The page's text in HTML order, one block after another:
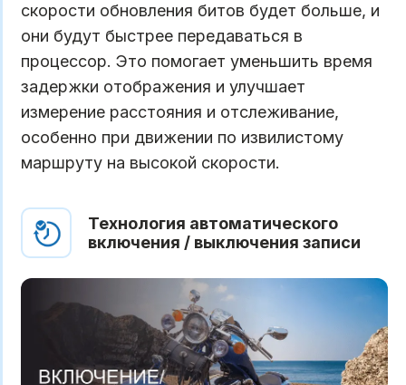
скорости обновления битов будет больше, и
они будут быстрее передаваться в
процессор. Это помогает уменьшить время
задержки отображения и улучшает
измерение расстояния и отслеживание,
особенно при движении по извилистому
маршруту на высокой скорости.
Технология автоматического
включения / выключения записи